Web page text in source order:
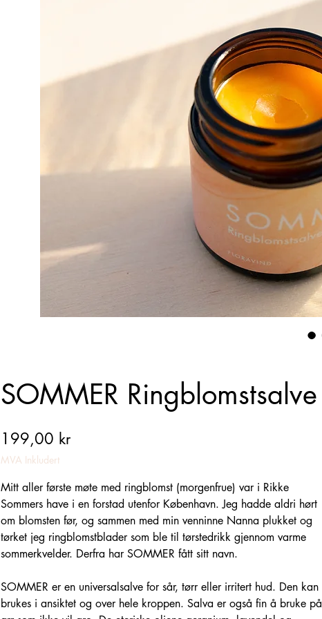
SOMMER Ringblomstsalve
199,00 krPris
MVA Inkludert
Mitt aller første møte med ringblomst (morgenfrue) var i Rikke
Sommers have i en forstad utenfor København. Jeg hadde aldri hørt
om blomsten før, og sammen med min venninne Nanna plukket og
tørket jeg ringblomstblader som ble til tørstedrikk gjennom varme
sommerkvelder. Derfra har SOMMER fått sitt navn.
SOMMER er en universalsalve for sår, tørr eller irritert hud. Den kan
brukes i ansiktet og over hele kroppen. Salva er også fin å bruke på